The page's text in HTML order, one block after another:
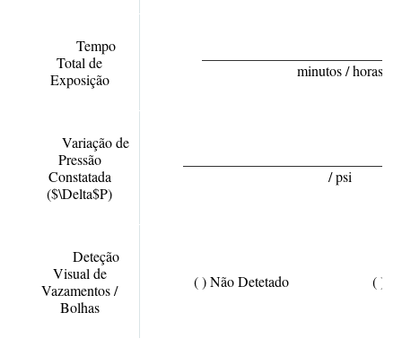
Tempo
Total de
Exposição
minutos / horas
Variação de
Pressão
Constatada
($\Delta$P)
/ psi
Deteção
Visual de
Vazamentos /
Bolhas
( ) Não Detetado ( )